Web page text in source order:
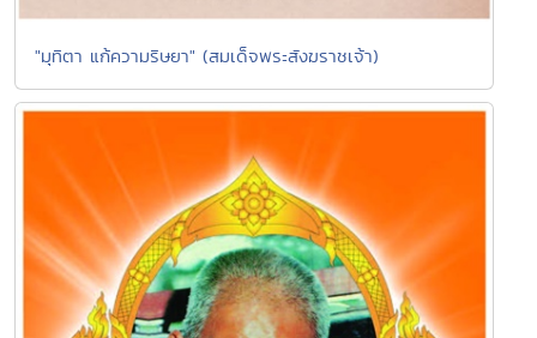
"มุทิตา แก้ความริษยา" (สมเด็จพระสังฆราชเจ้า)